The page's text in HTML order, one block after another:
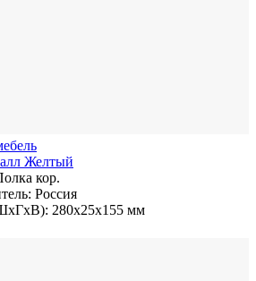
Желтый
кор.
Россия
280x25x155 мм